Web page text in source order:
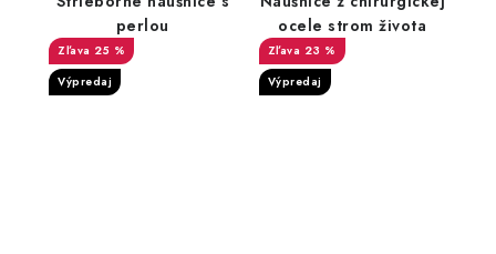
perlou
25 %
Výpredaj
ocele strom života
23 %
Výpredaj